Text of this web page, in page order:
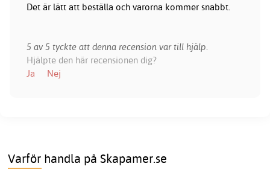
Det är lätt att beställa och varorna kommer snabbt.
5 av 5 tyckte att denna recension var till hjälp.
Hjälpte den här recensionen dig?
Ja
Nej
Varför handla på Skapamer.se